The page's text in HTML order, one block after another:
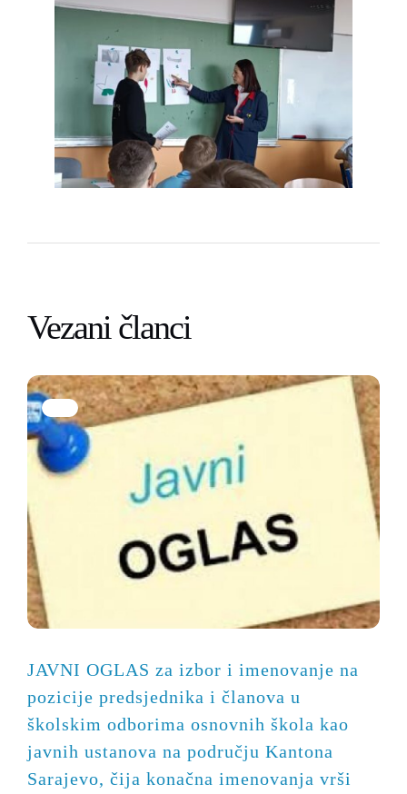
Vezani članci
JAVNI OGLAS za izbor i imenovanje na
pozicije predsjednika i članova u
školskim odborima osnovnih škola kao
javnih ustanova na području Kantona
Sarajevo, čija konačna imenovanja vrši